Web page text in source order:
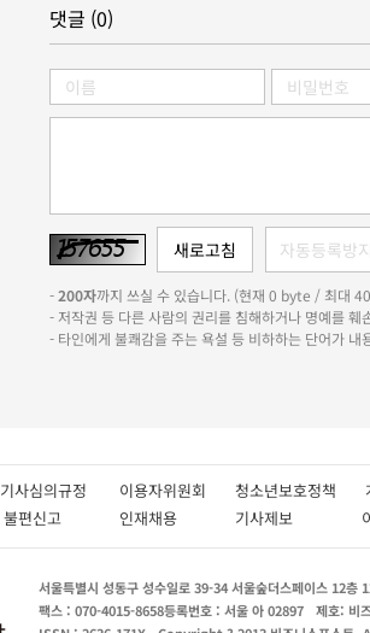
댓글 (0)
-200자까지 쓰실 수 있습니다. (현재 0 byte / 최대
- 저작권 등 다른 사람의 권리를 침해하거나 명예를
- 타인에게 불쾌감을 주는 욕설 등 비하하는 단어가
기사심의규정 이용자위원회 청소년보호정책
불편신고 인재채용 기사제보
서울특별시 성동구 성수일로 39-34 서울숲더스페이스 12층
팩스 : 070-4015-8658등록번호 : 서울 아 02897 제호: 비